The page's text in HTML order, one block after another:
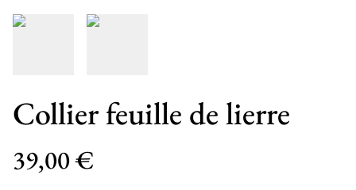
Collier feuille de lierre
39,00 €